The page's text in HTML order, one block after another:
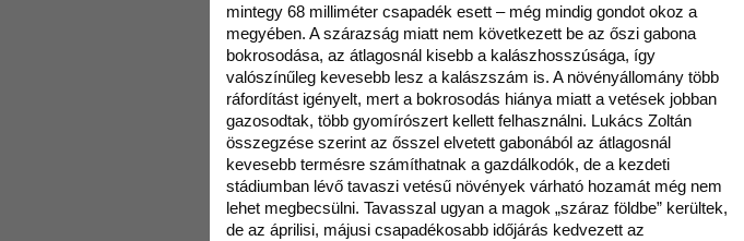
mintegy 68 milliméter csapadék esett – még mindig gondot okoz a
megyében. A szárazság miatt nem következett be az őszi gabona
bokrosodása, az átlagosnál kisebb a kalászhosszúsága, így
valószínűleg kevesebb lesz a kalászszám is. A növényállomány több
ráfordítást igényelt, mert a bokrosodás hiánya miatt a vetések jobban
gazosodtak, több gyomírószert kellett felhasználni. Lukács Zoltán
összegzése szerint az ősszel elvetett gabonából az átlagosnál
kevesebb termésre számíthatnak a gazdálkodók, de a kezdeti
stádiumban lévő tavaszi vetésű növények várható hozamát még nem
lehet megbecsülni. Tavasszal ugyan a magok „száraz földbe” kerültek,
de az áprilisi, májusi csapadékosabb időjárás kedvezett az